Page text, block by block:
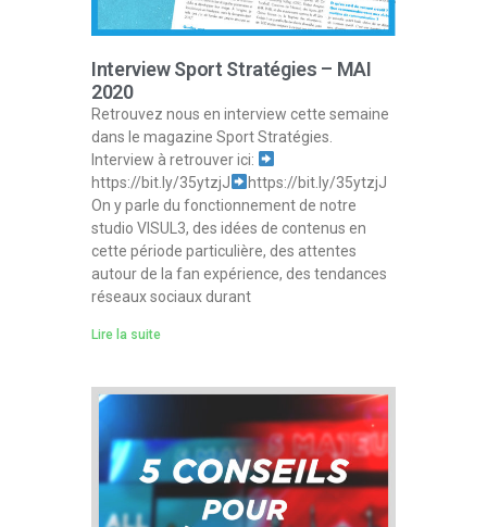
Interview Sport Stratégies – MAI
2020
Retrouvez nous en interview cette semaine
dans le magazine Sport Stratégies.
Interview à retrouver ici:
https://bit.ly/35ytzjJ
https://bit.ly/35ytzjJ
On y parle du fonctionnement de notre
studio VISUL3, des idées de contenus en
cette période particulière, des attentes
autour de la fan expérience, des tendances
réseaux sociaux durant
Lire la suite